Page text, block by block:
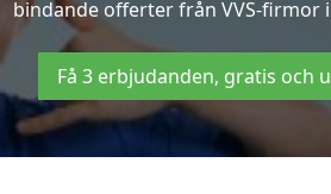
bindande offerter från VVS-firmor
Få 3 erbjudanden, gratis och